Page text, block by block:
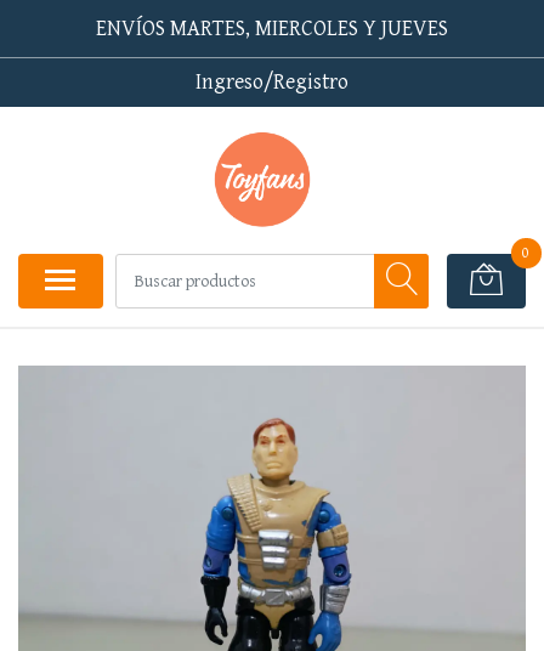
ENVÍOS MARTES, MIERCOLES Y JUEVES
Ingreso/Registro
0